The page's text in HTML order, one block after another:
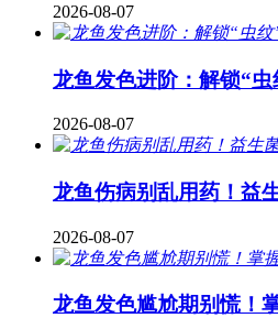
2026-08-07
龙鱼发色进阶：解锁“
2026-08-07
龙鱼伤病别乱用药！益
2026-08-07
龙鱼发色尴尬期别慌！